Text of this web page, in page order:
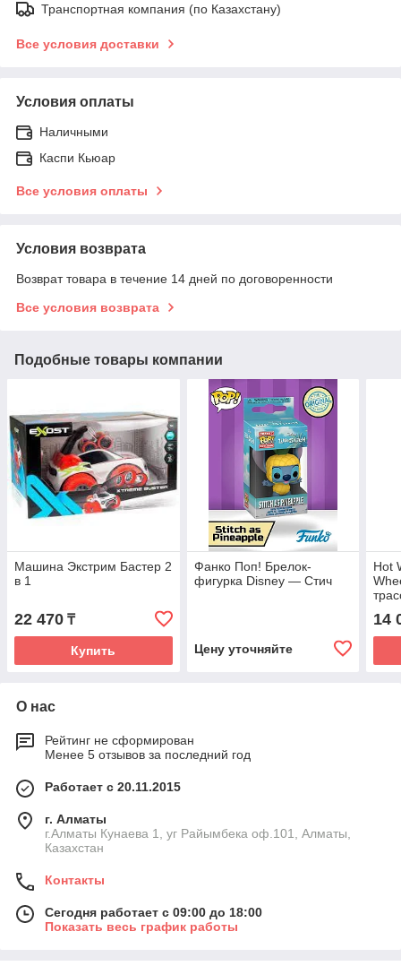
Транспортная компания (по Казахстану)
Все условия доставки
Условия оплаты
Наличными
Каспи Кьюар
Все условия оплаты
Условия возврата
Возврат товара в течение 14 дней по договоренности
Все условия возврата
Подобные товары компании
Машина Экстрим Бастер 2
в 1
22 470 ₸
Купить
Фанко Поп! Брелок-
фигурка Disney — Стич
Цену уточняйте
Hot
14
О нас
Рейтинг не сформирован
Менее 5 отзывов за последний год
Работает с 20.11.2015
г. Алматы
г.Алматы Кунаева 1, уг Райымбека оф.101, Алматы,
Казахстан
Контакты
Сегодня работает с 09:00 до 18:00
Показать весь график работы